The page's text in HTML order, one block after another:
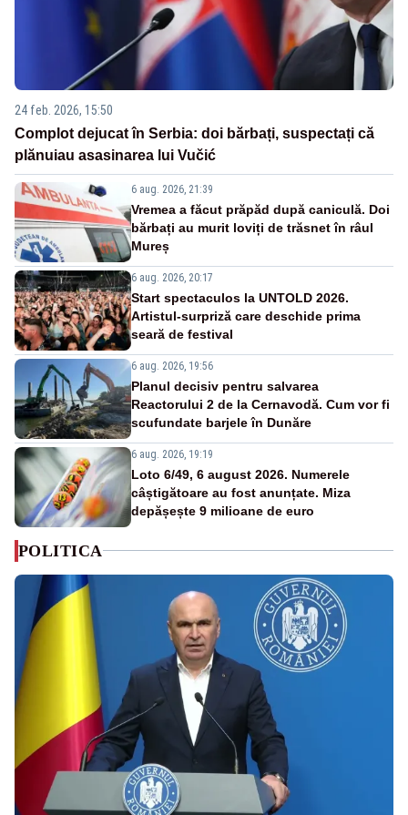
24 feb. 2026, 15:50
Complot dejucat în Serbia: doi bărbați, suspectați că
plănuiau asasinarea lui Vučić
6 aug. 2026, 21:39
Vremea a făcut prăpăd după caniculă. Doi
bărbați au murit loviți de trăsnet în râul
Mureș
6 aug. 2026, 20:17
Start spectaculos la UNTOLD 2026.
Artistul-surpriză care deschide prima
seară de festival
6 aug. 2026, 19:56
Planul decisiv pentru salvarea
Reactorului 2 de la Cernavodă. Cum vor fi
scufundate barjele în Dunăre
6 aug. 2026, 19:19
Loto 6/49, 6 august 2026. Numerele
câștigătoare au fost anunțate. Miza
depășește 9 milioane de euro
POLITICA